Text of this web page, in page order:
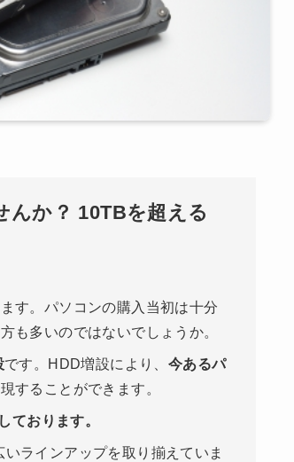
んか？ 10TBを超える
す。パソコンの購入当初は十分
も多いのではないでしょうか。
です。HDD増設により、 今あるパ
することができます。
ております。
いラインアップを取り揃えていま